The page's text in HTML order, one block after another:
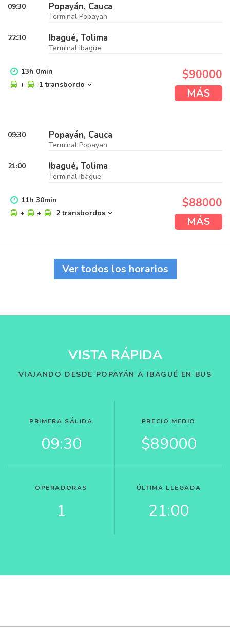
09:30 Popayán, Cauca
Terminal Popayan
22:30 Ibagué, Tolima
Terminal Ibague
13h 0min
+
1 transbordo
$90000
MÁS
09:30 Popayán, Cauca
Terminal Popayan
21:00 Ibagué, Tolima
Terminal Ibague
11h 30min
+
+ 2 transbordos
$88000
MÁS
Ver todos los horarios
VISTA RÁPIDA
VIAJANDO DESDE POPAYÁN A IBAGUÉ EN BUS
PRIMERA SÁLIDA
09:30
PRECIO MEDIO
$89000
OPERADORAS
1
ÚLTIMA LLEGADA
21:00